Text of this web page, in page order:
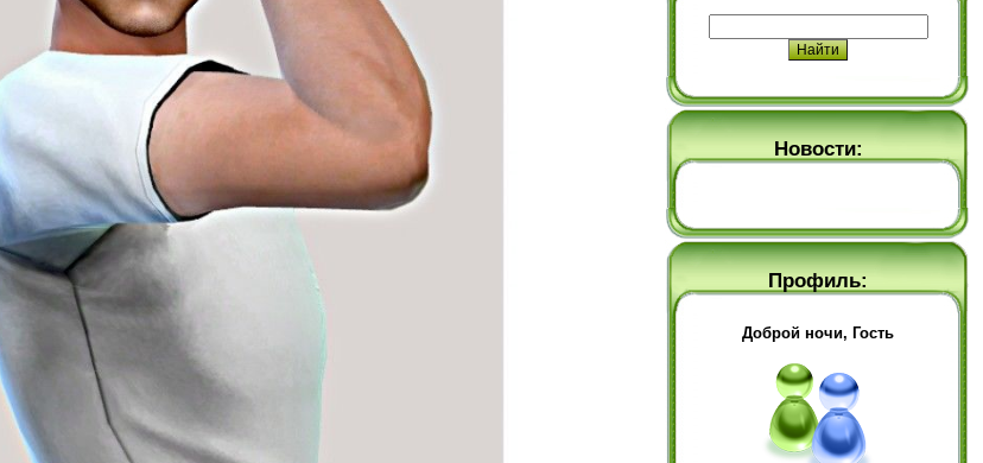
Новости:
Профиль:
Доброй ночи, Гость